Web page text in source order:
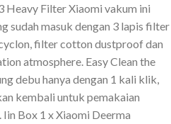
Heavy Filter Xiaomi vakum ini
sudah masuk dengan 3 lapis filter
filter cotton dustproof dan
atmosphere. Easy Clean the
debu hanya dengan 1 kali klik,
kembali untuk pemakaian
Iin Box 1 x Xiaomi Deerma